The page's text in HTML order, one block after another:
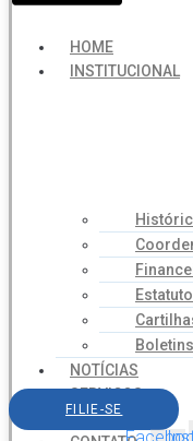
HOME
INSTITUCIONAL
Boletins
NOTÍCIAS
SERVIÇOS
AGENDA
FILIE-SE